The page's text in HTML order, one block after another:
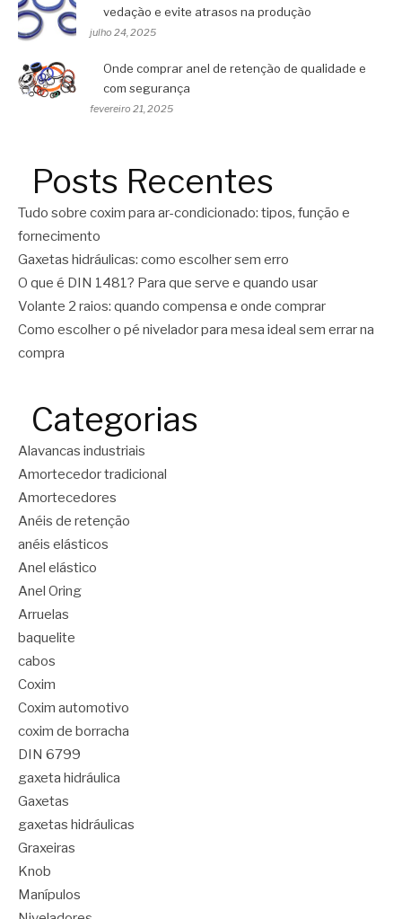
vedação e evite atrasos na produção
julho 24, 2025
Onde comprar anel de retenção de qualidade e
com segurança
fevereiro 21, 2025
Posts Recentes
Tudo sobre coxim para ar-condicionado: tipos, função e
fornecimento
Gaxetas hidráulicas: como escolher sem erro
O que é DIN 1481? Para que serve e quando usar
Volante 2 raios: quando compensa e onde comprar
Como escolher o pé nivelador para mesa ideal sem errar na
compra
Categorias
Alavancas industriais
Amortecedor tradicional
Amortecedores
Anéis de retenção
anéis elásticos
Anel elástico
Anel Oring
Arruelas
baquelite
cabos
Coxim
Coxim automotivo
coxim de borracha
DIN 6799
gaxeta hidráulica
Gaxetas
gaxetas hidráulicas
Graxeiras
Knob
Manípulos